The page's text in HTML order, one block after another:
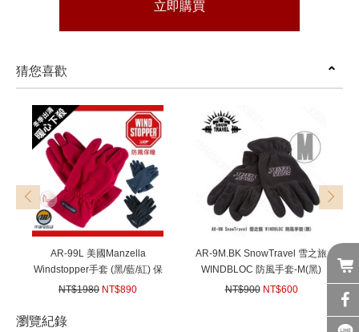
立即購買
猜您喜歡
AR-99L 美國Manzella
Windstopper手套 (黑/藍/紅) 保
暖/機車手套 防風 透氣 (雪之旅
NT$1980 NT$890
AR-9M.BK SnowTravel 雪之旅
WINDBLOC 防風手套-M(黑)
機車手套 防寒保暖 滑雪
NT$900 NT$600
prev next
瀏覽紀錄